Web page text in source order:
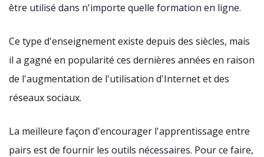
être utilisé dans n'importe quelle formation en ligne.
Ce type d'enseignement existe depuis des siècles, mais
il a gagné en popularité ces dernières années en raison
de l'augmentation de l'utilisation d'Internet et des
réseaux sociaux.
La meilleure façon d'encourager l'apprentissage entre
pairs est de fournir les outils nécessaires. Pour ce faire,